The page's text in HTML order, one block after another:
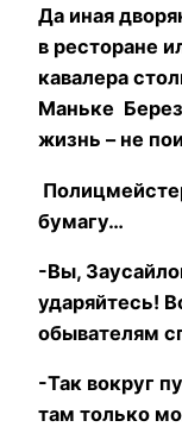
Да иная
в ресторане
кавалера
Маньке
жизнь – не
бумагу…
-Вы,
ударяйтесь!
обывателям
-Так вокруг
там только